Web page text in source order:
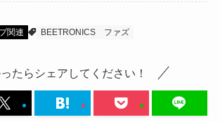
関連 BEETRONICS ファズ
たらシェアしてください！